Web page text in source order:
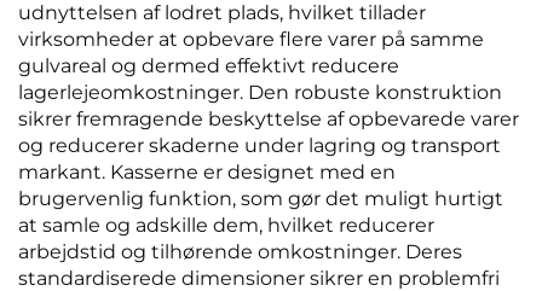
udnyttelsen af lodret plads, hvilket tillader
virksomheder at opbevare flere varer på samme
gulvareal og dermed effektivt reducere
lagerlejeomkostninger. Den robuste konstruktion
sikrer fremragende beskyttelse af opbevarede varer
og reducerer skaderne under lagring og transport
markant. Kasserne er designet med en
brugervenlig funktion, som gør det muligt hurtigt
at samle og adskille dem, hvilket reducerer
arbejdstid og tilhørende omkostninger. Deres
standardiserede dimensioner sikrer en problemfri